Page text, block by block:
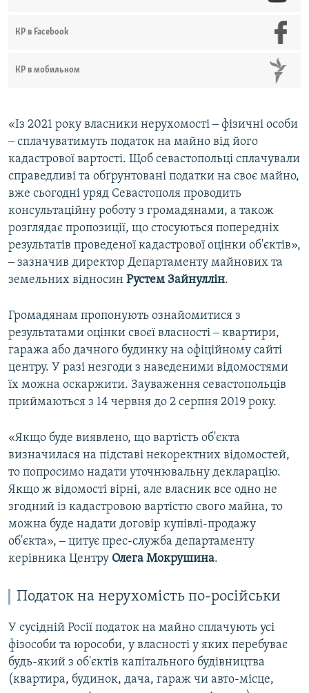
КР в Facebook
КР в мобильном
«Із 2021 року власники нерухомості ‒ фізичні особи
‒ сплачуватимуть податок на майно від його
кадастрової вартості. Щоб севастопольці сплачували
справедливі та обґрунтовані податки на своє майно,
вже сьогодні уряд Севастополя проводить
консультаційну роботу з громадянами, а також
розглядає пропозиції, що стосуються попередніх
результатів проведеної кадастрової оцінки об'єктів»,
‒ зазначив директор Департаменту майнових та
земельних відносин Рустем Зайнуллін.
Громадянам пропонують ознайомитися з
результатами оцінки своєї власності ‒ квартири,
гаража або дачного будинку на офіційному сайті
центру. У разі незгоди з наведеними відомостями
їх можна оскаржити. Зауваження севастопольців
приймаються з 14 червня до 2 серпня 2019 року.
«Якщо буде виявлено, що вартість об'єкта
визначилася на підставі некоректних відомостей,
то попросимо надати уточнювальну декларацію.
Якщо ж відомості вірні, але власник все одно не
згодний із кадастровою вартістю свого майна, то
можна буде надати договір купівлі-продажу
об'єкта», ‒ цитує прес-служба департаменту
керівника Центру Олега Мокрушина.
Податок на нерухомість по-російськи
У сусідній Росії податок на майно сплачують усі
фізособи та юрособи, у власності у яких перебуває
будь-який з об'єктів капітального будівництва
(квартира, будинок, дача, гараж чи авто-місце,